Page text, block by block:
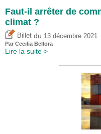
Faut-il arrêter de
climat ?
Billet du 13 décembre 2021
Par Cecilia Bellora
Lire la suite >